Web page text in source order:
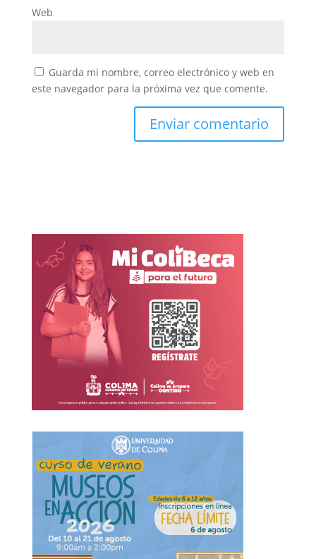
Web
Guarda mi nombre, correo electrónico y web en
este navegador para la próxima vez que comente.